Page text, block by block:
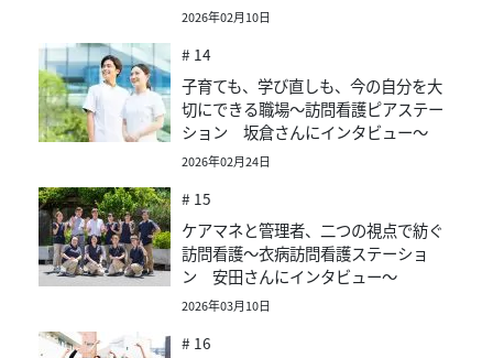
2026年02月10日
# 14
子育ても、学び直しも、今の自分を大
切にできる職場～訪問看護ピアステー
ション 坂倉さんにインタビュー～
2026年02月24日
# 15
ケアマネと管理者、二つの視点で紡ぐ
訪問看護〜衣病訪問看護ステーショ
ン 安田さんにインタビュー〜
2026年03月10日
# 16